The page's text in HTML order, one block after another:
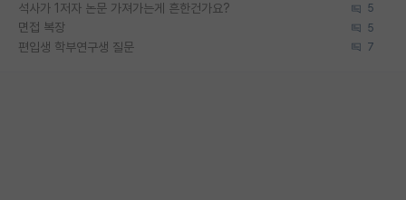
석사가 1저자 논문 가져가는게 흔한건가요? 5
면접 복장 5
편입생 학부연구생 질문 7